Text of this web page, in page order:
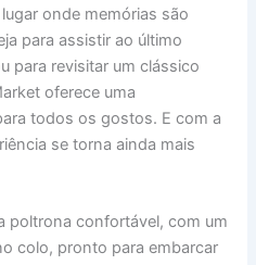
onde memórias são
para assistir ao último
para revisitar um clássico
oferece uma
todos os gostos. E com a
se torna ainda mais
poltrona confortável, com um
colo, pronto para embarcar